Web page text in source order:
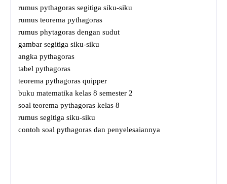
rumus pythagoras segitiga siku-siku
rumus teorema pythagoras
rumus phytagoras dengan sudut
gambar segitiga siku-siku
angka pythagoras
tabel pythagoras
teorema pythagoras quipper
buku matematika kelas 8 semester 2
soal teorema pythagoras kelas 8
rumus segitiga siku-siku
contoh soal pythagoras dan penyelesaiannya